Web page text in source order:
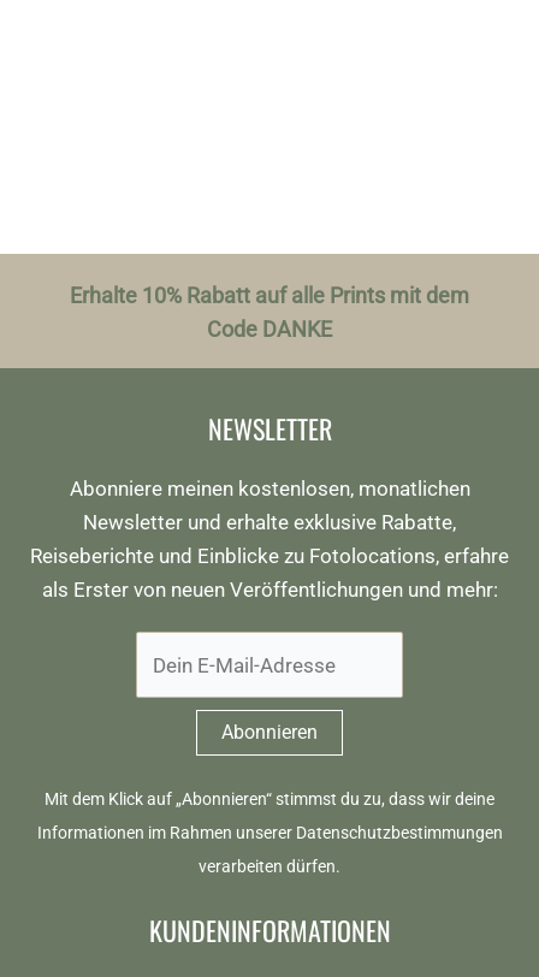
Erhalte 10% Rabatt auf alle Prints mit dem
Code DANKE
NEWSLETTER
Abonniere meinen kostenlosen, monatlichen
Newsletter und erhalte exklusive Rabatte,
Reiseberichte und Einblicke zu Fotolocations, erfahre
als Erster von neuen Veröffentlichungen und mehr:
Mit dem Klick auf „Abonnieren“ stimmst du zu, dass wir deine
Informationen im Rahmen unserer Datenschutzbestimmungen
verarbeiten dürfen.
KUNDENINFORMATIONEN